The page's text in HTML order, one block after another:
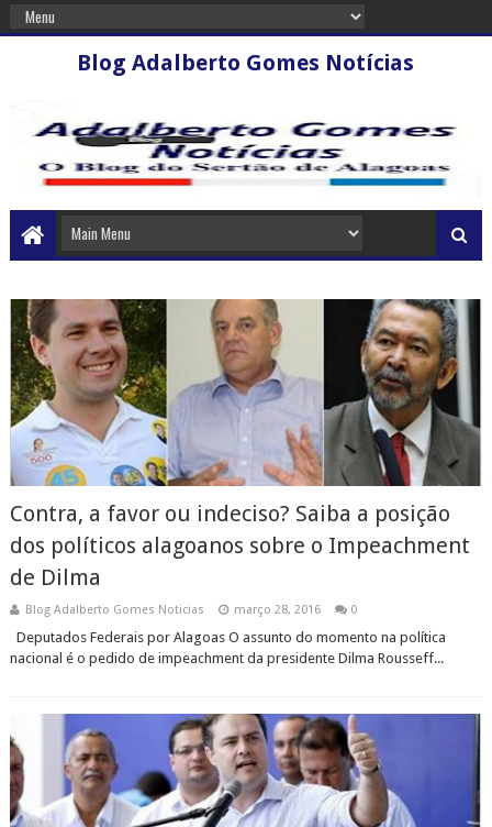
Blog Adalberto Gomes Notícias
Contra, a favor ou indeciso? Saiba a posição
dos políticos alagoanos sobre o Impeachment
de Dilma
Blog Adalberto Gomes Noticias março 28, 2016 0
Deputados Federais por Alagoas O assunto do momento na política
nacional é o pedido de impeachment da presidente Dilma Rousseff...